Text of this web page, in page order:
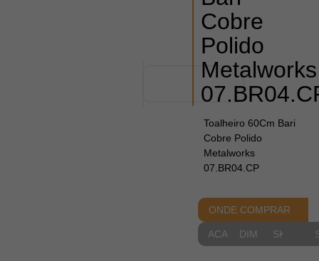
Cobre
Polido
Metalworks
Toalheiro 60Cm Bari
Cobre Polido
Metalworks
07.BR04.CP
ONDE COMPRAR
ACABAMENTOS
DIMENSIONAIS